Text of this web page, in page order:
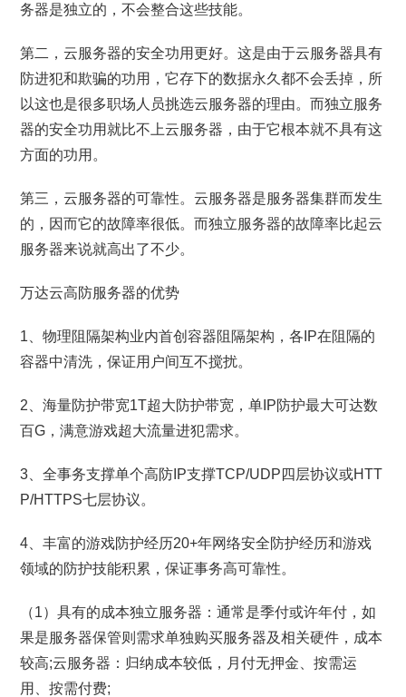
务器是独立的，不会整合这些技能。
第二，云服务器的安全功用更好。这是由于云服务器具有
防进犯和欺骗的功用，它存下的数据永久都不会丢掉，所
以这也是很多职场人员挑选云服务器的理由。而独立服务
器的安全功用就比不上云服务器，由于它根本就不具有这
方面的功用。
第三，云服务器的可靠性。云服务器是服务器集群而发生
的，因而它的故障率很低。而独立服务器的故障率比起云
服务器来说就高出了不少。
万达云高防服务器的优势
1、物理阻隔架构业内首创容器阻隔架构，各IP在阻隔的
容器中清洗，保证用户间互不搅扰。
2、海量防护带宽1T超大防护带宽，单IP防护最大可达数
百G，满意游戏超大流量进犯需求。
3、全事务支撑单个高防IP支撑TCP/UDP四层协议或HTT
P/HTTPS七层协议。
4、丰富的游戏防护经历20+年网络安全防护经历和游戏
领域的防护技能积累，保证事务高可靠性。
（1）具有的成本独立服务器：通常是季付或许年付，如
果是服务器保管则需求单独购买服务器及相关硬件，成本
较高;云服务器：归纳成本较低，月付无押金、按需运
用、按需付费;